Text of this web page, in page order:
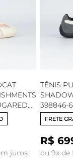
juros
TÊNIS
398846-
FRETE
R$
ou 9x de